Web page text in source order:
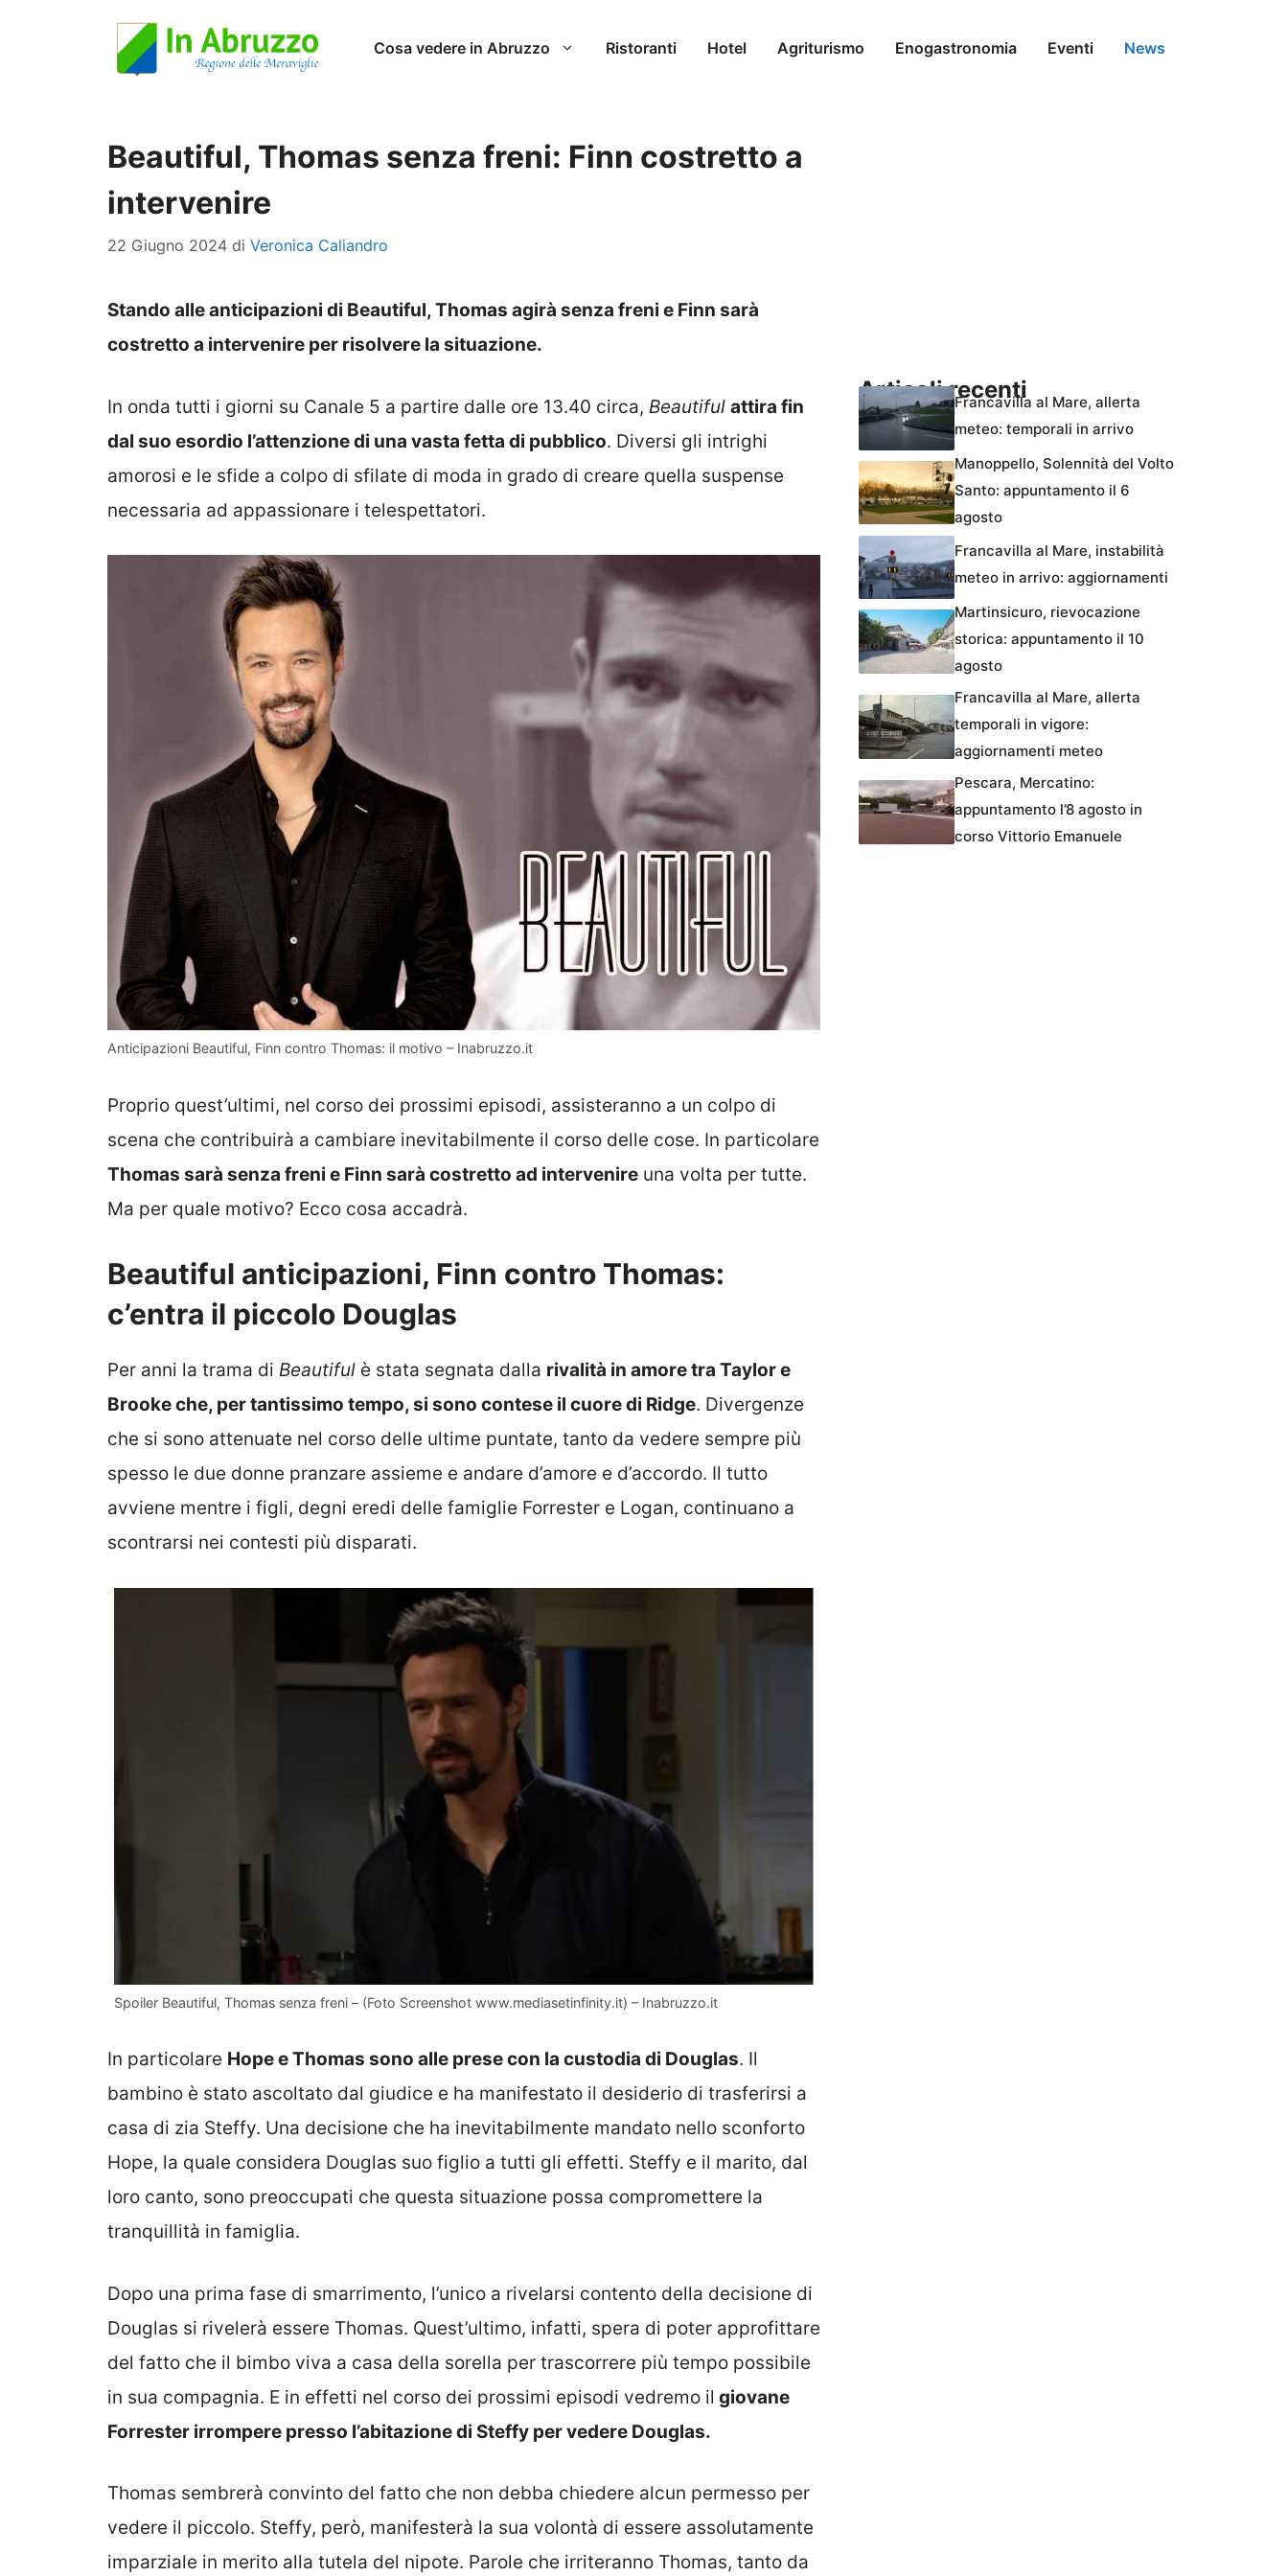
Cosa vedere in Abruzzo Ristoranti Hotel Agriturismo Enogastronomia Eventi News
Beautiful, Thomas senza freni: Finn costretto a
intervenire
22 Giugno 2024 di Veronica Caliandro
Stando alle anticipazioni di Beautiful, Thomas agirà senza freni e Finn sarà
costretto a intervenire per risolvere la situazione.
In onda tutti i giorni su Canale 5 a partire dalle ore 13.40 circa, Beautiful attira fin
dal suo esordio l’attenzione di una vasta fetta di pubblico. Diversi gli intrighi
amorosi e le sfide a colpo di sfilate di moda in grado di creare quella suspense
necessaria ad appassionare i telespettatori.
Anticipazioni Beautiful, Finn contro Thomas: il motivo – Inabruzzo.it
Proprio quest’ultimi, nel corso dei prossimi episodi, assisteranno a un colpo di
scena che contribuirà a cambiare inevitabilmente il corso delle cose. In particolare
Thomas sarà senza freni e Finn sarà costretto ad intervenire una volta per tutte.
Ma per quale motivo? Ecco cosa accadrà.
Beautiful anticipazioni, Finn contro Thomas:
c’entra il piccolo Douglas
Per anni la trama di Beautiful è stata segnata dalla rivalità in amore tra Taylor e
Brooke che, per tantissimo tempo, si sono contese il cuore di Ridge. Divergenze
che si sono attenuate nel corso delle ultime puntate, tanto da vedere sempre più
spesso le due donne pranzare assieme e andare d’amore e d’accordo. Il tutto
avviene mentre i figli, degni eredi delle famiglie Forrester e Logan, continuano a
scontrarsi nei contesti più disparati.
Spoiler Beautiful, Thomas senza freni – (Foto Screenshot www.mediasetinfinity.it) – Inabruzzo.it
In particolare Hope e Thomas sono alle prese con la custodia di Douglas. Il
bambino è stato ascoltato dal giudice e ha manifestato il desiderio di trasferirsi a
casa di zia Steffy. Una decisione che ha inevitabilmente mandato nello sconforto
Hope, la quale considera Douglas suo figlio a tutti gli effetti. Steffy e il marito, dal
loro canto, sono preoccupati che questa situazione possa compromettere la
tranquillità in famiglia.
Dopo una prima fase di smarrimento, l’unico a rivelarsi contento della decisione di
Douglas si rivelerà essere Thomas. Quest’ultimo, infatti, spera di poter approfittare
del fatto che il bimbo viva a casa della sorella per trascorrere più tempo possibile
in sua compagnia. E in effetti nel corso dei prossimi episodi vedremo il giovane
Forrester irrompere presso l’abitazione di Steffy per vedere Douglas.
Thomas sembrerà convinto del fatto che non debba chiedere alcun permesso per
vedere il piccolo. Steffy, però, manifesterà la sua volontà di essere assolutamente
imparziale in merito alla tutela del nipote. Parole che irriteranno Thomas, tanto da
Articoli recentiFrancavilla al Mare, allerta
meteo: temporali in arrivo
Manoppello, Solennità del Volto
Santo: appuntamento il 6
agosto
Francavilla al Mare, instabilità
meteo in arrivo: aggiornamenti
Martinsicuro, rievocazione
storica: appuntamento il 10
agosto
Francavilla al Mare, allerta
temporali in vigore:
aggiornamenti meteo
Pescara, Mercatino:
appuntamento l’8 agosto in
corso Vittorio Emanuele